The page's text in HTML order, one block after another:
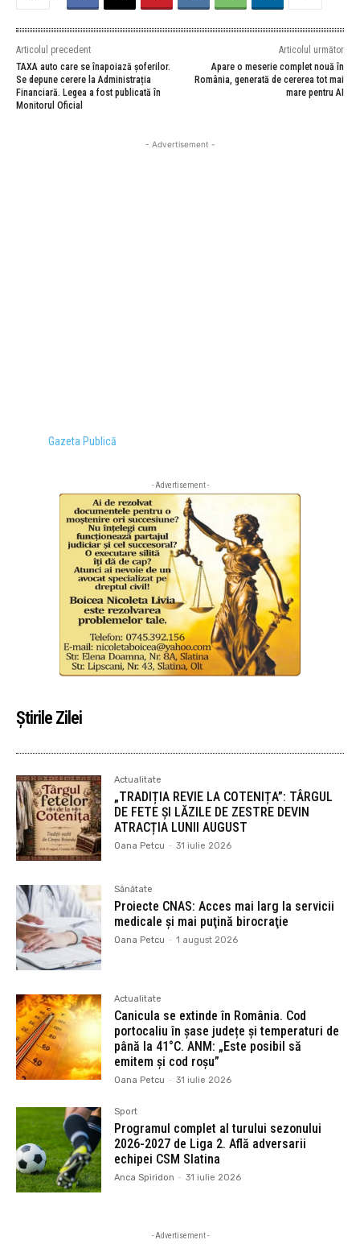
Articolul precedent
TAXA auto care se înapoiază șoferilor.
Se depune cerere la Administrația
Financiară. Legea a fost publicată în
Monitorul Oficial
Articolul următor
Apare o meserie complet nouă în
România, generată de cererea tot mai
mare pentru AI
- Advertisement -
Gazeta Publică
- Advertisement -
Știrile Zilei
Actualitate
„TRADIȚIA REVIE LA COTENIȚA”: TÂRGUL
DE FETE ȘI LĂZILE DE ZESTRE DEVIN
ATRACȚIA LUNII AUGUST
Oana Petcu - 31 iulie 2026
Sănătate
Proiecte CNAS: Acces mai larg la servicii
medicale și mai puţină birocraţie
Oana Petcu - 1 august 2026
Actualitate
Canicula se extinde în România. Cod
portocaliu în șase județe și temperaturi de
până la 41°C. ANM: „Este posibil să
emitem și cod roșu”
Oana Petcu - 31 iulie 2026
Sport
Programul complet al turului sezonului
2026-2027 de Liga 2. Află adversarii
echipei CSM Slatina
Anca Spiridon - 31 iulie 2026
- Advertisement -